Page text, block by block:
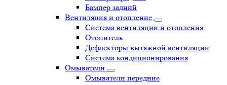
Бампер задний
Вентиляция и отопление
Система вентиляции и отопления
Отопитель
Дефлекторы вытяжной вентиляции
Система кондиционирования
Омыватели
Омыватели передние